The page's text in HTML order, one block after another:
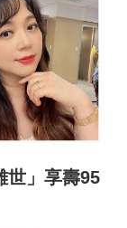
世」享壽95